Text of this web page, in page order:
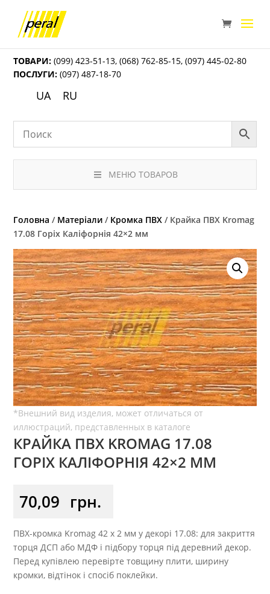
ТОВАРИ: (099) 423-51-13,(068) 762-85-15,(097) 445-02-80
ПОСЛУГИ: (097) 487-18-70
UA RU
МЕНЮ ТОВАРОВ
Головна / Матеріали / Кромка ПВХ / Крайка ПВХ Kromag
17.08 Горіх Каліфорнія 42×2 мм
КРАЙКА ПВХ KROMAG 17.08
ГОРІХ КАЛІФОРНІЯ 42×2 ММ
70,09 грн.
ПВХ-кромка Kromag 42 x 2 мм у декорі 17.08: для закриття
торця ДСП або МДФ і підбору торця під деревний декор.
Перед купівлею перевірте товщину плити, ширину
кромки, відтінок і спосіб поклейки.